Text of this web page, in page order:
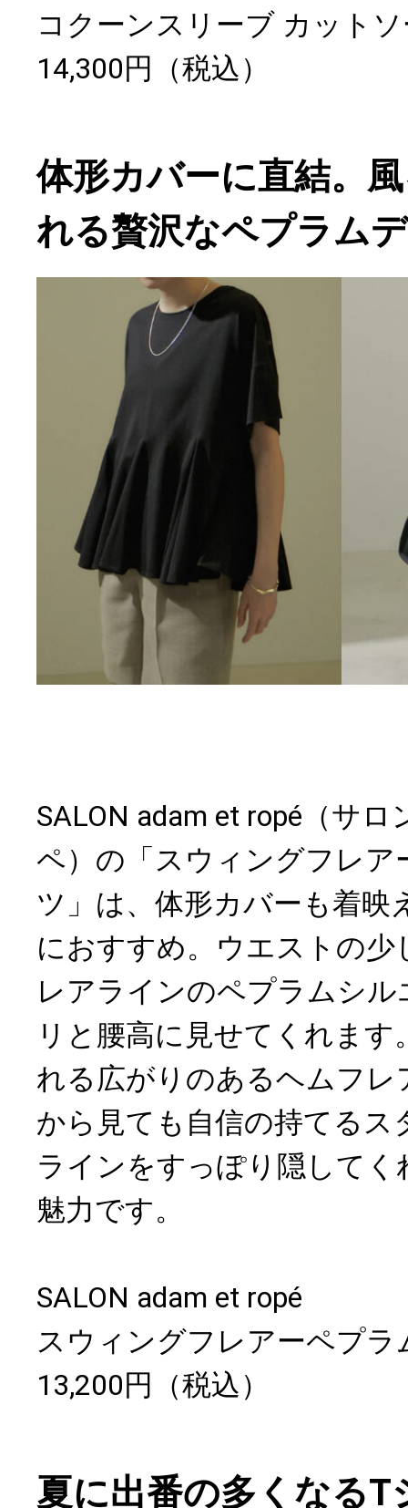
コクーンスリーブ カット
14,300円（税込）
体形カバーに直結。
れる贅沢なペプラム
SALON adam et ropé（サ
ペ）の「スウィングフレア
ツ」は、体形カバーも着映
におすすめ。ウエストの少
レアラインのペプラムシ
リと腰高に見せてくれます
れる広がりのあるヘムフレ
から見ても自信の持てるス
ラインをすっぽり隠してく
魅力です。
SALON adam et ropé
スウィングフレアーペプラ
13,200円（税込）
夏に出番の多くなるT